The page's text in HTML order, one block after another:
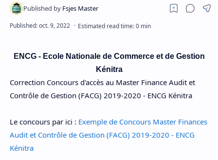
ENCG - Ecole Nationale de Commerce et de Gestion
Kénitra
Correction Concours d'accès au Master Finance Audit et
Contrôle de Gestion (FACG) 2019-2020 - ENCG Kénitra
Le concours par ici : Exemple de Concours Master Finances
Audit et Contrôle de Gestion (FACG) 2019-2020 - ENCG
Kénitra